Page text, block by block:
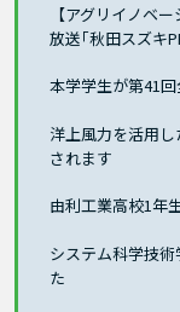
【アグリイノベ
放送｢秋田スズキ
本学学生が第41
洋上風力を活用
されます
由利工業高校1年
システム科学技
た